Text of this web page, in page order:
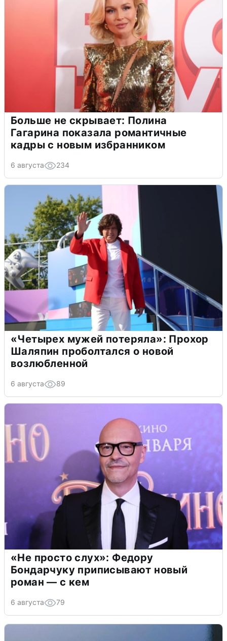
Больше не скрывает: Полина
Гагарина показала романтичные
кадры с новым избранником
6 августа 234
«Четырех мужей потеряла»: Прохор
Шаляпин проболтался о новой
возлюбленной
6 августа 89
«Не просто слух»: Федору
Бондарчуку приписывают новый
роман — с кем
6 августа 79